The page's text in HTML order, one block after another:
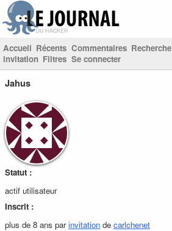
Accueil Récents Commentaires Recherche
invitation Filtres Se connecter
Jahus
Statut :
actif utilisateur
Inscrit :
plus de 8 ans parinvitation de carlchenet